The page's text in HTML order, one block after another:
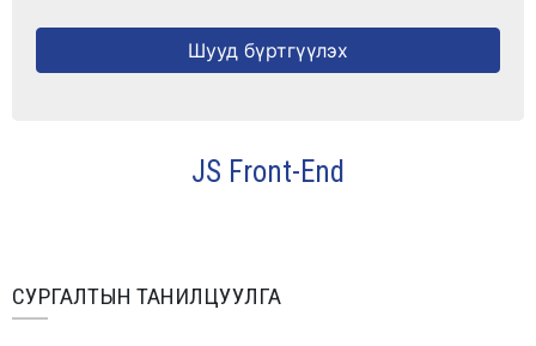
Шууд бүртгүүлэх
JS Front-End
СУРГАЛТЫН ТАНИЛЦУУЛГА